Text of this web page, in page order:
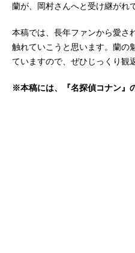
蘭が、岡村さんへと受け継がれ
本稿では、長年ファンから愛さ
触れていこうと思います。蘭の
ていますので、ぜひじっくり観
※本稿には、『名探偵コナン』